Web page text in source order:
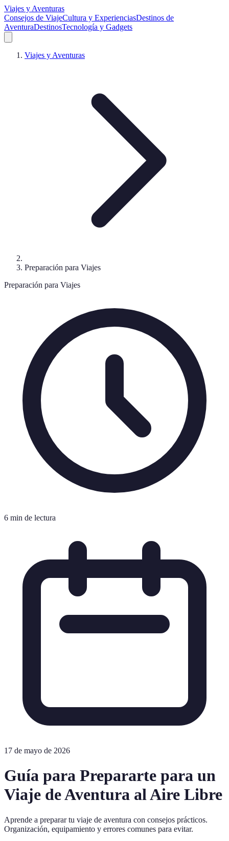
Viajes y Aventuras
Consejos de ViajeCultura y ExperienciasDestinos de
AventuraDestinosTecnología y Gadgets
Viajes y Aventuras
Preparación para Viajes
Preparación para Viajes
6 min de lectura
17 de mayo de 2026
Guía para Prepararte para un
Viaje de Aventura al Aire Libre
Aprende a preparar tu viaje de aventura con consejos prácticos.
Organización, equipamiento y errores comunes para evitar.